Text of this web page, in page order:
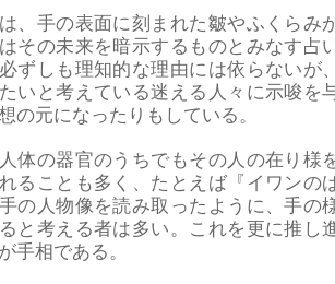
は、手の表面に刻まれた皺やふくらみ
その未来を暗示するものとみなす占
ずしも理知的な理由には依らないが
いと考えている迷える人々に示唆を
の元になったりもしている。
体の器官のうちでもその人の在り様
ることも多く、たとえば『イワンの
の人物像を読み取ったように、手の
と考える者は多い。これを更に推し
手相である。